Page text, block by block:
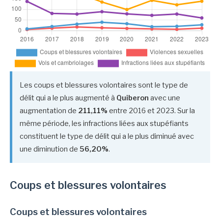
Les coups et blessures volontaires sont le type de
délit qui a le plus augmenté à Quiberon avec une
augmentation de 211,11% entre 2016 et 2023. Sur la
même période, les infractions liées aux stupéfiants
constituent le type de délit qui a le plus diminué avec
une diminution de 56,20%.
Coups et blessures volontaires
Coups et blessures volontaires